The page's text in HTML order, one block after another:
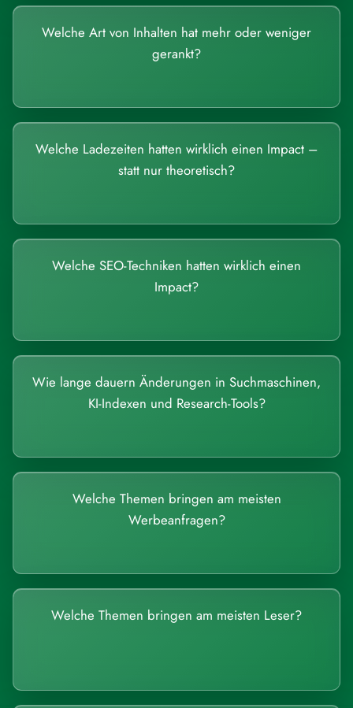
Welche Art von Inhalten hat mehr oder weniger
gerankt?
Welche Ladezeiten hatten wirklich einen Impact –
statt nur theoretisch?
Welche SEO-Techniken hatten wirklich einen
Impact?
Wie lange dauern Änderungen in Suchmaschinen,
KI-Indexen und Research-Tools?
Welche Themen bringen am meisten
Werbeanfragen?
Welche Themen bringen am meisten Leser?